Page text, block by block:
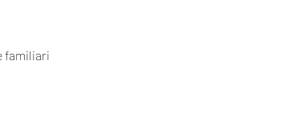
familiari